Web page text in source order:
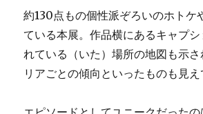
約130点もの個性派ぞろいのホトケ
ている本展。作品横にあるキャプ
れている（いた）場所の地図も示
リアごとの傾向といったものも見え